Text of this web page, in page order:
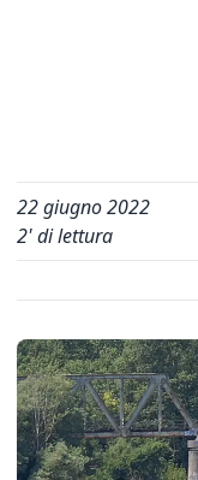
22 giugno 2022
2' di lettura